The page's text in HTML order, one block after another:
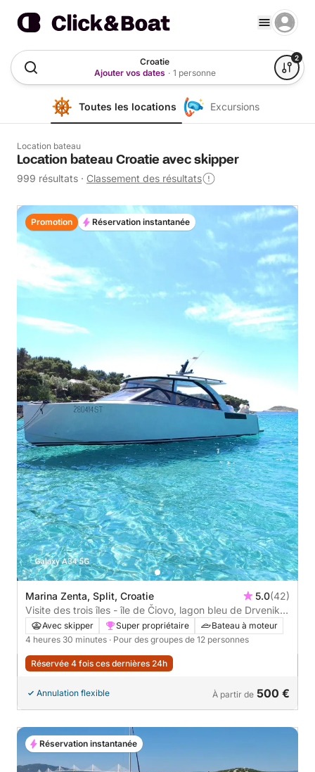
Croatie
Ajouter vos dates · 1 personne
2
Toutes les locations Excursions
Location bateau
Location bateau Croatie avec skipper
999 résultats · Classement des résultats
Marina Zenta, Split, Croatie 5.0(42)
Visite des trois îles - île de Čiovo, lagon bleu de Drvenik
et île de Šolta
Avec skipper Super propriétaire
Bateau à moteur
4 heures 30 minutes · Pour des groupes de 12 personnes
Réservée 4 fois ces dernières 24h
Annulation flexible À partir de 500 €
Promotion Réservation instantanée
Réservation instantanée